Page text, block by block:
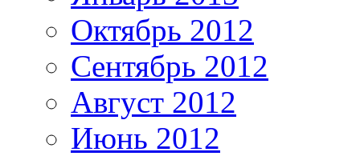
Октябрь 2012
Сентябрь 2012
Август 2012
Июнь 2012